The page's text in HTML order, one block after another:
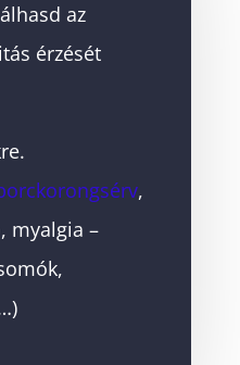
az
érzését
,
myalgia –